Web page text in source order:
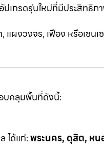
เกรดรุ่นใหม่ที่มีประสิทธิภ
, แผงวงจร, เฟือง หรือเซน
อบคลุมพื้นที่ดังนี้:
ได้แก่:พระนคร, ดุสิต, หน